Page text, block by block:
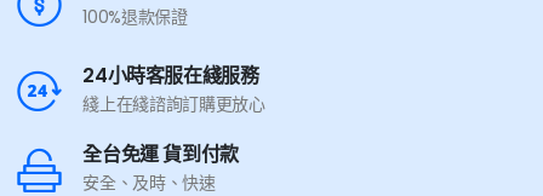
100%退款保證
24小時客服在綫服務
綫上在綫諮詢訂購更放心
全台免運 貨到付款
安全、及時、快速